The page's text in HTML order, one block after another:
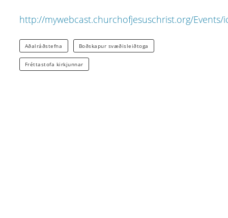
http://mywebcast.churchofjesuschrist.org/Events/
Aðalráðstefna Boðskapur svæðisleiðtoga
Fréttastofa kirkjunnar